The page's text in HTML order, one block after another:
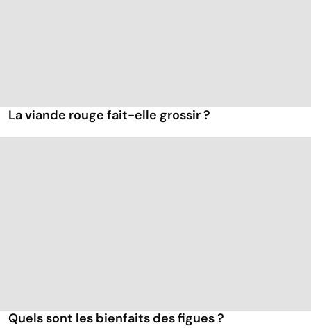
La viande rouge fait-elle grossir ?
Quels sont les bienfaits des figues ?